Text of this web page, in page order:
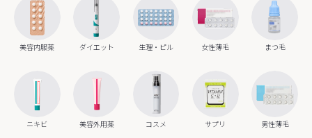
美容内服薬 ダイエット 生理・ピル 女性薄毛 まつ毛
ニキビ 美容外用薬 コスメ サプリ 男性薄毛